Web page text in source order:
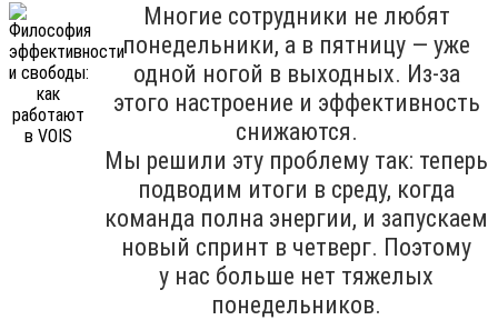
Многие сотрудники не любят
понедельники, а в пятницу — уже
одной ногой в выходных. Из-за
этого настроение и эффективность
снижаются.
Мы решили эту проблему так: теперь
подводим итоги в среду, когда
команда полна энергии, и запускаем
новый спринт в четверг. Поэтому
у нас больше нет тяжелых
понедельников.